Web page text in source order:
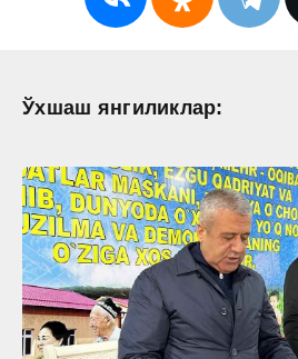
Ўхшаш янгиликлар: